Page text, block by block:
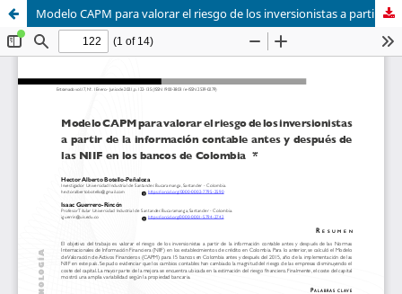
Modelo CAPM para valorar el riesgo de los inversionistas a partir de la información contable antes y después de las NIIF en los bancos de Colombia